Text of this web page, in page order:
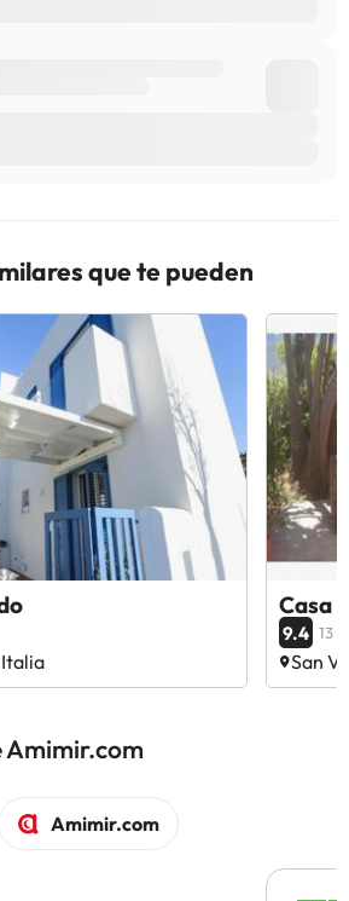
que te pueden
Italia
Casa
9.4 13
San
Amimir.com
Amimir.com